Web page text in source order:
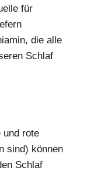
für
die alle
Schlaf
und rote
sind) können
Schlaf